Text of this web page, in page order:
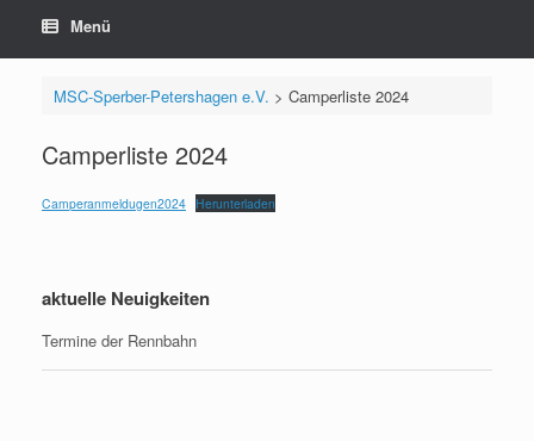
Menü
MSC-Sperber-Petershagen e.V. > Camperliste 2024
Camperliste 2024
Camperanmeldugen2024 Herunterladen
aktuelle Neuigkeiten
Termine der Rennbahn